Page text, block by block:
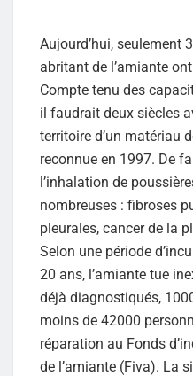
Aujourd’hui, seulement
abritant de l’amiante
Compte tenu des
il faudrait deux siècles
territoire d’un matériau
reconnue en 1997. De
l’inhalation de
nombreuses : fibroses
pleurales, cancer de la
Selon une période
20 ans, l’amiante tue
déjà diagnostiqués,
moins de 42000
réparation au Fonds
de l’amiante (Fiva). La